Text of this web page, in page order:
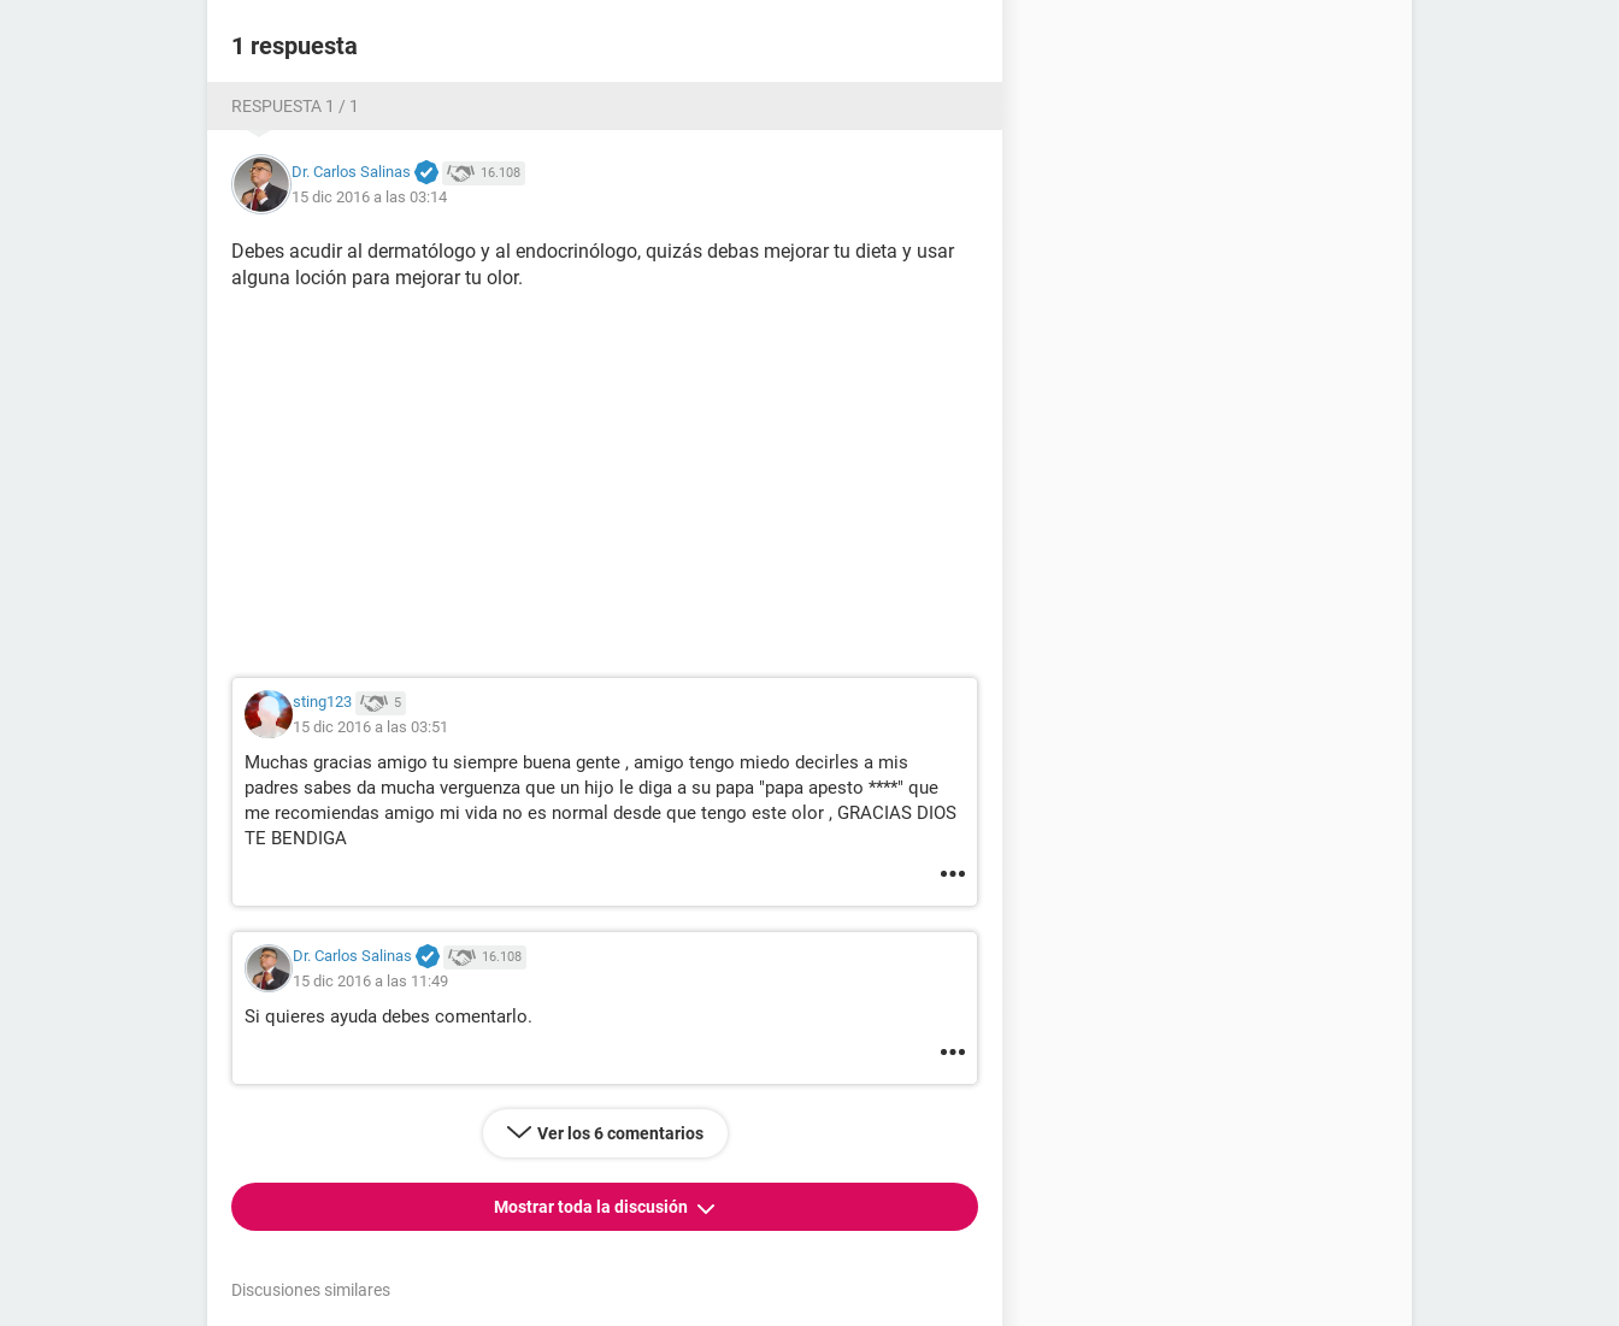
1 respuesta
RESPUESTA 1 / 1
Dr. Carlos Salinas 16.108
15 dic 2016 a las 03:14
Debes acudir al dermatólogo y al endocrinólogo, quizás debas mejorar tu dieta y usar
alguna loción para mejorar tu olor.
sting123 5
15 dic 2016 a las 03:51
Muchas gracias amigo tu siempre buena gente , amigo tengo miedo decirles a mis
padres sabes da mucha verguenza que un hijo le diga a su papa "papa apesto ****" que
me recomiendas amigo mi vida no es normal desde que tengo este olor , GRACIAS DIOS
TE BENDIGA
Dr. Carlos Salinas 16.108
15 dic 2016 a las 11:49
Si quieres ayuda debes comentarlo.
Ver los 6 comentarios
Mostrar toda la discusión
Discusiones similares